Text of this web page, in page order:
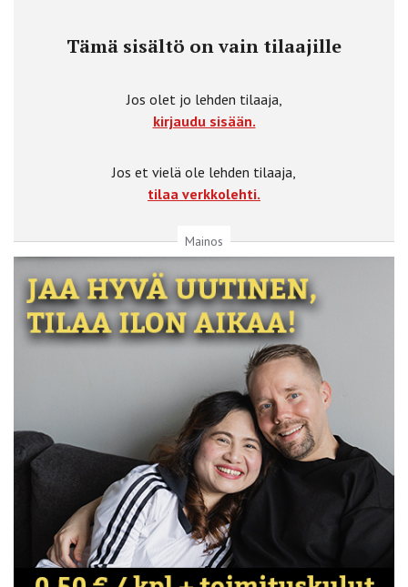
Tämä sisältö on vain tilaajille
Jos olet jo lehden tilaaja,
kirjaudu sisään.
Jos et vielä ole lehden tilaaja,
tilaa verkkolehti.
Mainos